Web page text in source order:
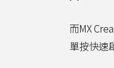
而MX
單按快速